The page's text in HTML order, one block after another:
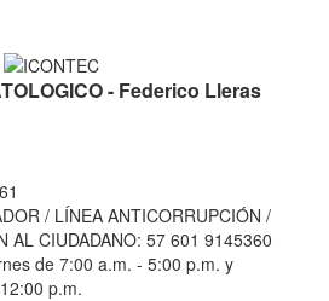
- Federico Lleras
/ LÍNEA ANTICORRUPCIÓN /
AL CIUDADANO: 57 601 9145360
de 7:00 a.m. - 5:00 p.m. y
p.m.